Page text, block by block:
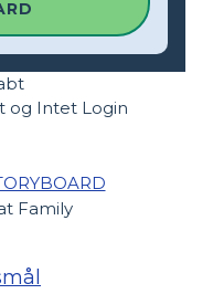
og Intet Login